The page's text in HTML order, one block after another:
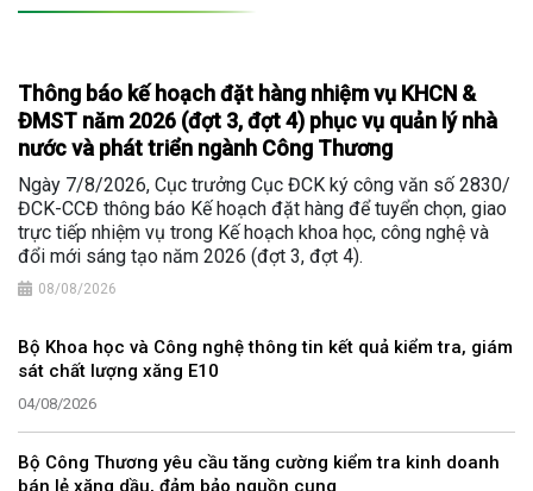
Thông báo kế hoạch đặt hàng nhiệm vụ KHCN &
ĐMST năm 2026 (đợt 3, đợt 4) phục vụ quản lý nhà
nước và phát triển ngành Công Thương
Ngày 7/8/2026, Cục trưởng Cục ĐCK ký công văn số 2830/
ĐCK-CCĐ thông báo Kế hoạch đặt hàng để tuyển chọn, giao
trực tiếp nhiệm vụ trong Kế hoạch khoa học, công nghệ và
đổi mới sáng tạo năm 2026 (đợt 3, đợt 4).
08/08/2026
Bộ Khoa học và Công nghệ thông tin kết quả kiểm tra, giám
sát chất lượng xăng E10
04/08/2026
Bộ Công Thương yêu cầu tăng cường kiểm tra kinh doanh
bán lẻ xăng dầu, đảm bảo nguồn cung